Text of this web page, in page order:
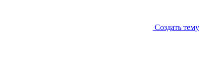
Создать тему